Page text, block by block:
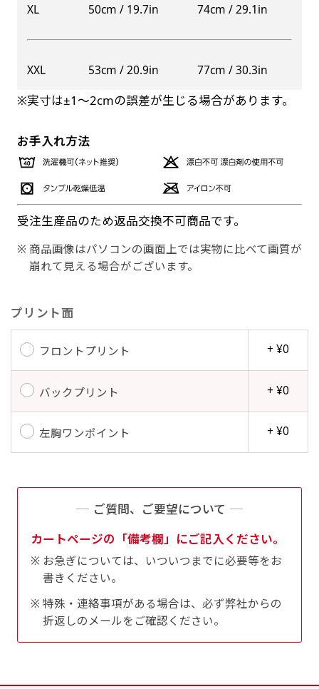
XL 50cm / 19.7in 74cm / 29.1in
XXL 53cm / 20.9in 77cm / 30.3in
※実寸は±1〜2cmの誤差が生じる場合があります。
お手入れ方法
受注生産品のため返品交換不可商品です。
商品画像はパソコンの画面上では実物に比べて画質が
崩れて見える場合がございます。
プリント面
フロントプリント + ¥0
バックプリント + ¥0
左胸ワンポイント + ¥0
ご質問、ご要望について
カートページの「備考欄」にご記入ください。
お急ぎについては、いついつまでに必要等をお
書きください。
特殊・連絡事項がある場合は、必ず弊社からの
折返しのメールをご確認ください。